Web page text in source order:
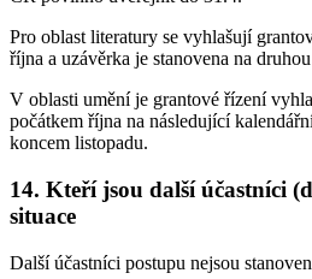
Pro oblast literatury se vyhlašují
října a uzávěrka je stanovena na
V oblasti umění je grantové řízení
počátkem října na následující
koncem listopadu.
14. Kteří jsou další účastníci
situace
Další účastníci postupu nejsou